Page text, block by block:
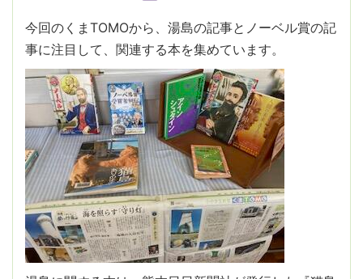
今回のくまTOMOから、湯島の記事とノーベル賞の記
事に注目して、関連する本を集めています。